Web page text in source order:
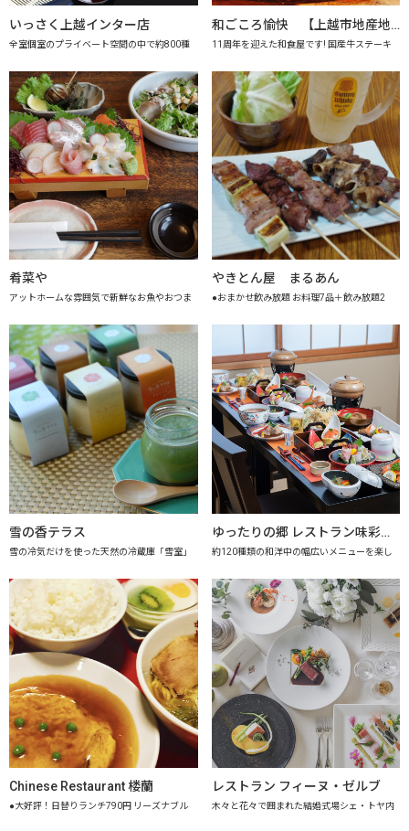
いっさく上越インター店
全室個室のプライベート空間の中で約800種
和ごころ愉快 【上越市地産地消の店認定店】
11周年を迎えた和食屋です! 国産牛ステーキ
肴菜や
アットホームな雰囲気で新鮮なお魚やおつま
やきとん屋 まるあん
●おまかせ飲み放題 お料理7品＋飲み放題2
雪の香テラス
雪の冷気だけを使った天然の冷蔵庫「雪室」
ゆったりの郷 レストラン味彩 【上越市地産地消推進の店認定店】
約120種類の和洋中の幅広いメニューを楽し
Chinese Restaurant 楼蘭
●大好評！日替りランチ790円 リーズナブル
レストラン フィーヌ・ゼルブ
木々と花々で囲まれた結婚式場シェ・トヤ内